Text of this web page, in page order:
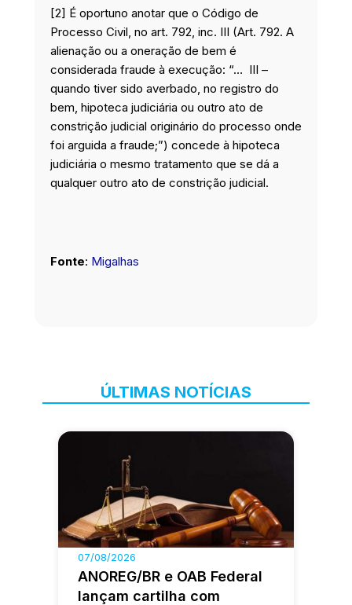
[2] É oportuno anotar que o Código de
Processo Civil, no art. 792, inc. III (Art. 792. A
alienação ou a oneração de bem é
considerada fraude à execução: “… III –
quando tiver sido averbado, no registro do
bem, hipoteca judiciária ou outro ato de
constrição judicial originário do processo onde
foi arguida a fraude;”) concede à hipoteca
judiciária o mesmo tratamento que se dá a
qualquer outro ato de constrição judicial.
Fonte: Migalhas
ÚLTIMAS NOTÍCIAS
07/08/2026
ANOREG/BR e OAB Federal
lançam cartilha com